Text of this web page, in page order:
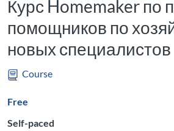
Курс Homemaker по
помощников по
новых специалистов
Course
Free
Self-paced